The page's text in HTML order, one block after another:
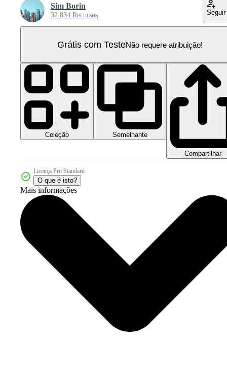
Sim Borin
32.834 Recursos Seguir
Grátis com TesteNão requere atribuição!
Coleção Semelhante
Compartilhar
Licença Pro Standard
O que é isto?
Mais informações